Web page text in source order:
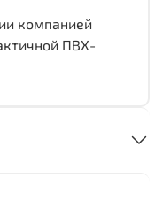
компанией
ПВХ-